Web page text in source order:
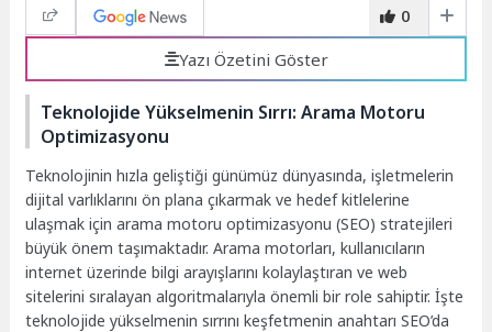
0
Yazı Özetini Göster
Teknolojide Yükselmenin Sırrı: Arama Motoru
Optimizasyonu
Teknolojinin hızla geliştiği günümüz dünyasında, işletmelerin
dijital varlıklarını ön plana çıkarmak ve hedef kitlelerine
ulaşmak için arama motoru optimizasyonu (SEO) stratejileri
büyük önem taşımaktadır. Arama motorları, kullanıcıların
internet üzerinde bilgi arayışlarını kolaylaştıran ve web
sitelerini sıralayan algoritmalarıyla önemli bir role sahiptir. İşte
teknolojide yükselmenin sırrını keşfetmenin anahtarı SEO’da